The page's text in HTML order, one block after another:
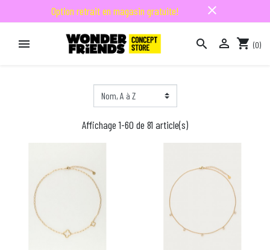
Option retrait en magasin gratuite! close
   shopping_cart (0)
Affichage 1-60 de 81 article(s)